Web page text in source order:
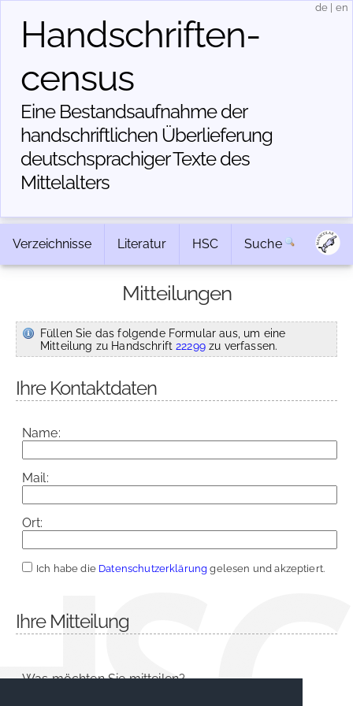
Handschriften­
census
Eine Bestandsaufnahme der
handschriftlichen Über­lieferung
deutschsprachiger Texte des
Mittelalters
de en
Verzeichnisse Literatur HSC Suche
Mitteilungen
Füllen Sie das folgende Formular aus, um eine
Mitteilung zu Handschrift22299zu verfassen.
Ihre Kontaktdaten
Name:
Mail:
Ort:
Ich habe die Datenschutzerklärung gelesen und akzeptiert.
Ihre Mitteilung
Was möchten Sie mitteilen?